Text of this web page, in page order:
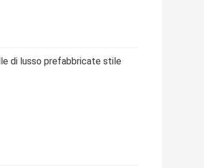
di lusso prefabbricate stile